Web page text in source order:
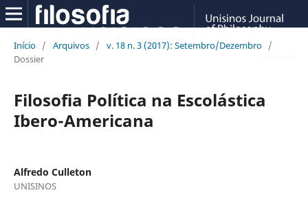
Início / Arquivos / v. 18 n. 3 (2017): Setembro/Dezembro /
Dossier
Filosofia Política na Escolástica
Ibero-Americana
Alfredo Culleton
UNISINOS